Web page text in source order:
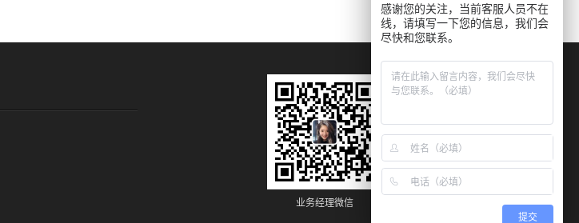
业务经理微信
感谢您的关注，当前客服人员不在
线，请填写一下您的信息，我们会
尽快和您联系。
提交